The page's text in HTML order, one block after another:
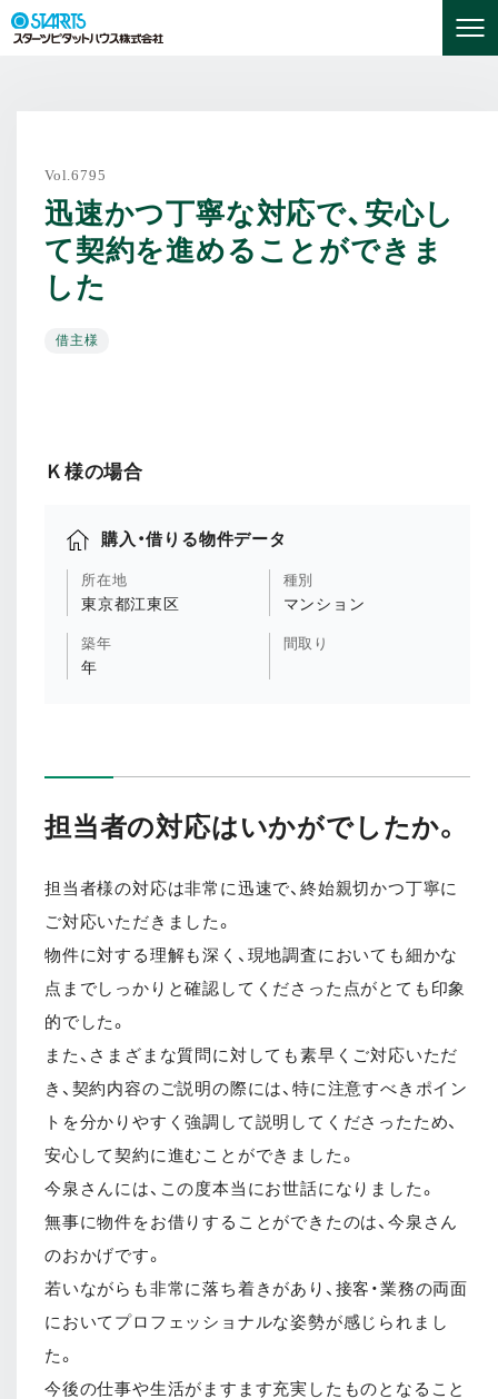
Vol.6795
迅速かつ丁寧な対応で、安心し
て契約を進めることができま
した
借主様
Ｋ様の場合
購入・借りる物件データ
所在地
東京都江東区
種別
マンション
築年
年
間取り
担当者の対応はいかがでしたか。
担当者様の対応は非常に迅速で、終始親切かつ丁寧に
ご対応いただきました。
物件に対する理解も深く、現地調査においても細かな
点までしっかりと確認してくださった点がとても印象
的でした。
また、さまざまな質問に対しても素早くご対応いただ
き、契約内容のご説明の際には、特に注意すべきポイン
トを分かりやすく強調して説明してくださったため、
安心して契約に進むことができました。
今泉さんには、この度本当にお世話になりました。
無事に物件をお借りすることができたのは、今泉さん
のおかげです。
若いながらも非常に落ち着きがあり、接客・業務の両面
においてプロフェッショナルな姿勢が感じられまし
た。
今後の仕事や生活がますます充実したものとなること